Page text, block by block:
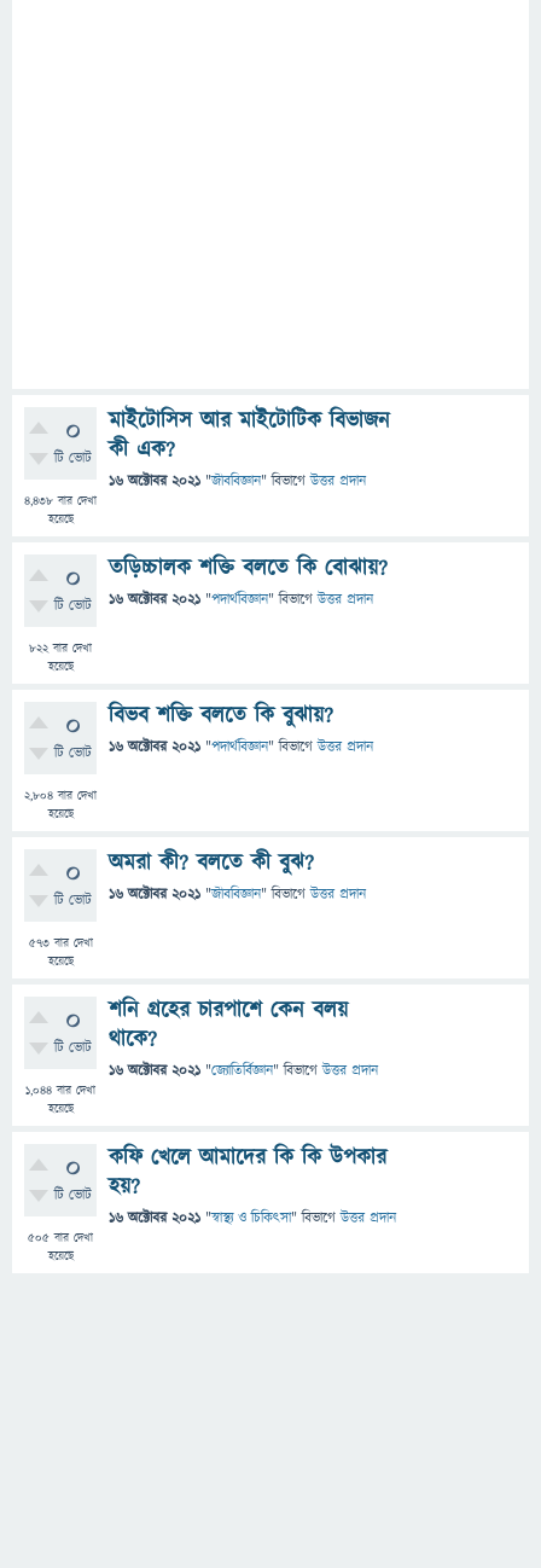
0
টি ভোট
4,438 বার দেখা
হয়েছে
মাইটোসিস আর মাইটোটিক বিভাজন
কী এক?
16 অক্টোবর 2021 "জীববিজ্ঞান" বিভাগে উত্তর প্রদান
0
টি ভোট
822বার দেখা
হয়েছে
তড়িচ্চালক শক্তি বলতে কি বোঝায়?
16 অক্টোবর 2021 "পদার্থবিজ্ঞান" বিভাগে উত্তর প্রদান
0
টি ভোট
2,804 বার দেখা
হয়েছে
বিভব শক্তি বলতে কি বুঝায়?
16 অক্টোবর 2021 "পদার্থবিজ্ঞান" বিভাগে উত্তর প্রদান
0
টি ভোট
573বার দেখা
হয়েছে
অমরা কী? বলতে কী বুঝ?
16 অক্টোবর 2021 "জীববিজ্ঞান" বিভাগে উত্তর প্রদান
0
টি ভোট
1,044 বার দেখা
হয়েছে
শনি গ্রহের চারপাশে কেন বলয়
থাকে?
16 অক্টোবর 2021 "জ্যোতির্বিজ্ঞান" বিভাগে উত্তর প্রদান
0
টি ভোট
505 বার দেখা
হয়েছে
কফি খেলে আমাদের কি কি উপকার
হয়?
16 অক্টোবর 2021 "স্বাস্থ্য ও চিকিৎসা" বিভাগে উত্তর প্রদান